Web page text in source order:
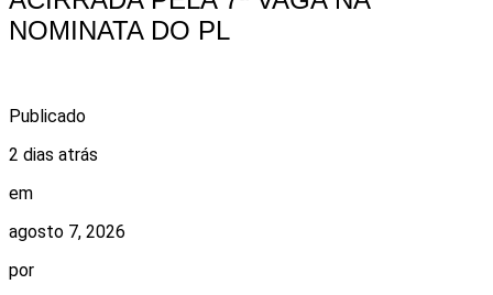
NOMINATA DO PL
Publicado
2 dias atrás
em
agosto 7, 2026
por